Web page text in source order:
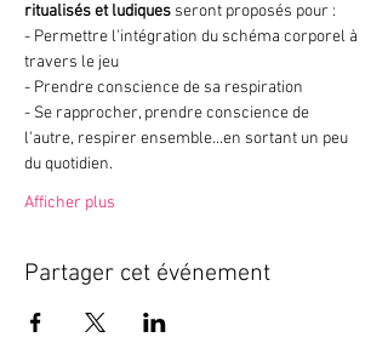
ritualisés et ludiques seront proposés pour :
- Permettre l'intégration du schéma corporel à
travers le jeu
- Prendre conscience de sa respiration
- Se rapprocher, prendre conscience de
l'autre, respirer ensemble...en sortant un peu
du quotidien.
Afficher plus
Partager cet événement